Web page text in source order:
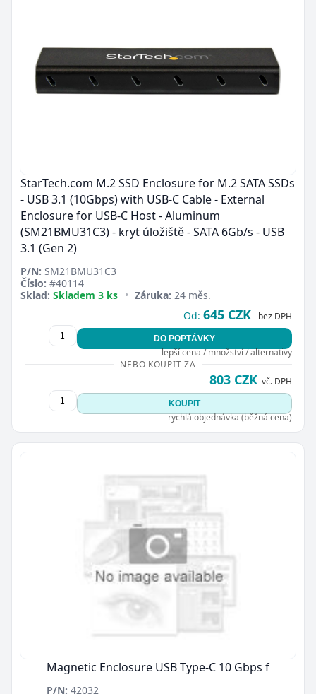
StarTech.com M.2 SSD Enclosure for M.2 SATA SSDs
- USB 3.1 (10Gbps) with USB-C Cable - External
Enclosure for USB-C Host - Aluminum
(SM21BMU31C3) - kryt úložiště - SATA 6Gb/s - USB
3.1 (Gen 2)
P/N: SM21BMU31C3
Číslo: #40114
Sklad: Skladem 3 ks • Záruka: 24 měs.
Od: 645 CZK bez DPH
DO POPTÁVKY
lepší cena / množství / alternativy
NEBO KOUPIT ZA
803 CZK vč. DPH
KOUPIT
rychlá objednávka (běžná cena)
Magnetic Enclosure USB Type-C 10 Gbps f
P/N: 42032